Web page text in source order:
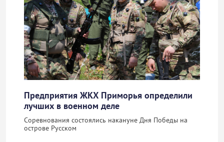
Предприятия ЖКХ Приморья определили
лучших в военном деле
Соревнования состоялись накануне Дня Победы на
острове Русском